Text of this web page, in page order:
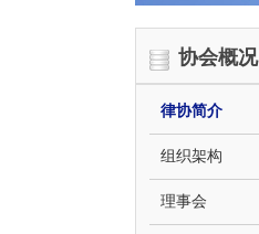
律协简介
组织架构
理事会
协会概况